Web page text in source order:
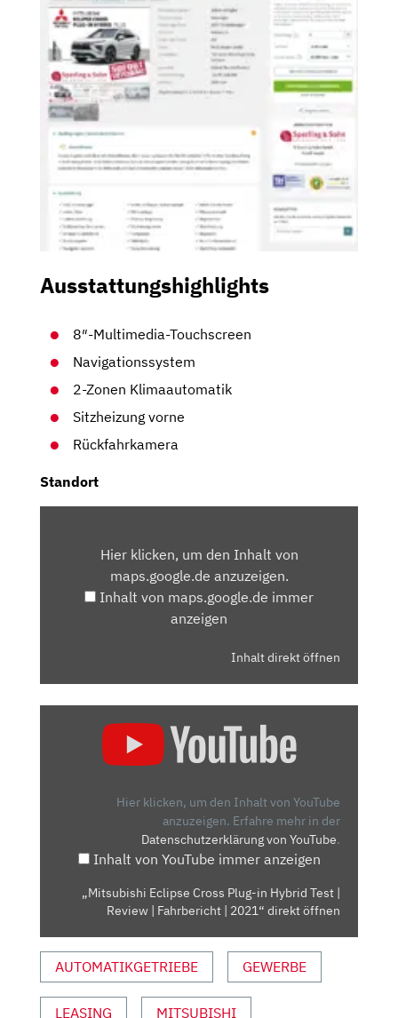
Ausstattungshighlights
8″-Multimedia-Touchscreen
Navigationssystem
2-Zonen Klimaautomatik
Sitzheizung vorne
Rückfahrkamera
Standort
MAPS.GOOGLE.DEHier klicken, um den Inhalt von
maps.google.de anzuzeigen.
Inhalt von maps.google.de immer
anzeigen
Inhalt direkt öffnen
REVIEW
|
2021“
YOUTUBE
Hier klicken, um den Inhalt von YouTube
anzuzeigen. Erfahre mehr in der
Datenschutzerklärung von YouTube.
Inhalt von YouTube immer anzeigen
„Mitsubishi Eclipse Cross Plug-in Hybrid Test |
Review | Fahrbericht | 2021“ direkt öffnen
AUTOMATIKGETRIEBE GEWERBE
LEASING MITSUBISHI